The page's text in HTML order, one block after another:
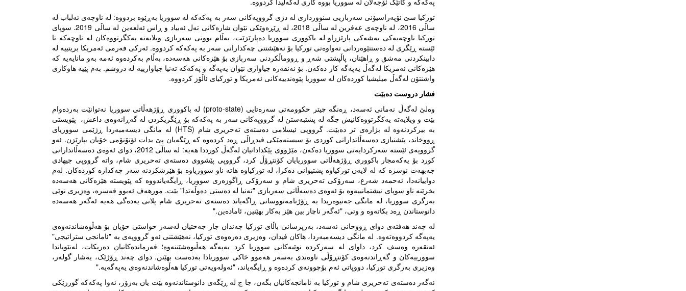
تورکیا سێ ئۆپەراسیۆنی سەربازیی سنوورداری لە دژی گرووپەکانی سەر بە پەکەکە لە سووریا بەڕێوە بردووە: لە ناوچەی ئەلباب لە
ساڵی 2016، لە ناوچەی عەفرین لە ساڵی 2018، لە ڕێڕەوێکی نێوان شارەکانی تەل ئەبیاد و ڕاس ئەلعەین لە ساڵی 2019. سوپای
تورکیا ناوچەیەکی بەشەکی پارێزراو لە باکووری سووریا دەپارێزێت، بەڵام بوونی سەربازی ویلایەتە یەکگرتووەکان لە ناوچەکە تا
ئێستە ڕێگری لە دەستتێوەردانی تەواوەتی تورکیا بۆ نەهێشتنی چەکدارانی سەر بە پەکەکە کردووە. ئەرکی فەرمی ئەمریکا بریتییە لە
دابینکردنی مەشق و ڕاهێنان، پاڵپشتی شەڕ و ڕووماڵکردنی سەربازی بۆ هێزەکانی هەسەدە، بەڵام بەکردەوە ئەمە بەو مانایەیە کە
هێزەکانی ئەمریکا لەگەڵ یەپەگە کار دەکەن. بۆ ئەنقەرە جیاوازی نێوان یەپەگە و پەکەکە تەنیا جیاوازییە لە دروشم. بەم پێیە هاوکاری
واشنتۆن لەگەڵ میلیشیا کوردەکان لە سووریا پێوەندییەکانی ئەمریکا و تورکیای ئاڵۆز کردووە.
فشار دروست دەبێت
وەلێ لەگەڵ نەمانی ئەسەد، ڕەنگە چیتر حکوومەتی سەرەتایی (proto-state) لە باکووری ڕۆژهەڵاتی سووریا نەتوانێت بەردەوام
بێت و ویلایەتە یەکگرتووەکانیش جگە لە پشتبەستن لە گرووپەکانی سەر بە پەکەکە بۆ ڕێگریکردن لە گەڕانەوەی داعش، پێویستی
بە بیرکردنەوە لە بژارەی تر دەبێت. گرووپی ئیسلامی دەستەی تەحریری شام (HTS) لە مانگی دیسەمبەردا ڕژێمی سووریای
ڕووخاند، پێشنیازی دەسەڵاتدارانی کوردی بۆ سیستەمێکی فیدڕاڵی ڕەد کردەوە کە ڕێگەیان پێ بدات ئۆتۆنۆمی خۆیان بپارێزن. ئەو
گرووپەی ئێستە سەرکردایەتی سووریا دەکەن، مێژووی پێکدادانیان لەگەڵ کورددا هەیە: لە ساڵی 2012، دوای ئەوەی دەسەڵاتدارانی
کورد بۆ یەکەمجار باکووری ڕۆژهەڵاتی سووریایان کۆنتڕۆڵ کرد، گرووپی پێشووی دەستەی تەحریری شام، واتە گرووپی جیهادی
جەبهەت نوسرە کە لە لایەن تورکیاوە پشتیوانی دەکرا، لە تورکیاوە هاتە ناو سووریاوە بۆ هێرشکردنە سەر چەکدارە کوردەکان. لەم
دواییانەدا، ئەحمەد شەرع، سەرۆکی تەحریری شام و سەرۆکی ڕاگوزەری سووریا، ڕایگەیاندووە کە پێویستە هێزەکانی هەسەدە
بخرێنە ناو سوپای نیشتمانییەوە بۆ ئەوەی دەسەڵاتی سەربازی "تەنیا لە دەستی دەوڵەتدا" بێت. مورهەف ئەبوو قەسرە، وەزیری نوێی
بەرگری سووریا، لە مانگی جەنیوەریدا بە ڕۆژنامەنووسانی ڕاگەیاند دەستەی تەحریری شام پلانی یەدەگی هەیە ئەگەر هەسەدە
دانوستاندن ڕەد بکاتەوە و وتی، "ئەگەر ناچار بین هێز بەکار بهێنین، ئامادەین."
لە چەند هەفتەی دوای ڕووخانی ئەسەد، بەرپرسانی باڵای تورکیا چەندان جار جەختیان لەسەر خواستی خۆیان بۆ هەڵوەشاندنەوەی
یەپەگە کردووەتەوە. لە مانگی دیسەمبەردا، هاکان فیدان، وەزیری دەرەوەی تورکیا، نەهێشتنی ئەو گرووپەی بە "ئامانجی ستراتیجی"
ئەنقەرە وەسف کرد، داوای لە سەرکردە نوێیەکانی سووریا کرد یەپەگە هەڵبوەشێننەوە؛ فەرماندەکانیان دەربکات، لەنێویاندا
سوورییەکان و گەڕاندنەوەی کۆنتڕۆڵی ناوەندی بەسەر هەموو خاکی سووریادا بەدەست بهێنن. دوای چەند ڕۆژێک، یەشار گولەر،
وەزیری بەرگری تورکیا، دووپاتی ئەم بۆچوونەی کردەوە و ڕایگەیاند، "ئەولەویەتی تورکیا هەڵوەشاندنەوەی یەپەگەیە."
ئەگەر دەستەی تەحریری شام و تورکیا بە ئامانجەکانیان بگەن، جا چ لە ڕێگەی دانوستاندنەوە بێت یان بەزۆر، ئەوا پەکەکە گورزێکی